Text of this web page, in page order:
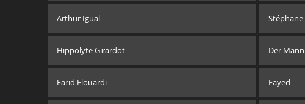
Arthur Igual Stéphane
Hippolyte Girardot Der Mann
Farid Elouardi Fayed